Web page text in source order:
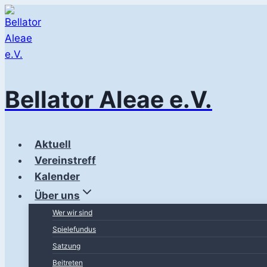
Zum
Inhalt
springen
Bellator Aleae e.V.
Aktuell
Vereinstreff
Kalender
Über uns
Wer wir sind
Spielefundus
Satzung
Beitreten